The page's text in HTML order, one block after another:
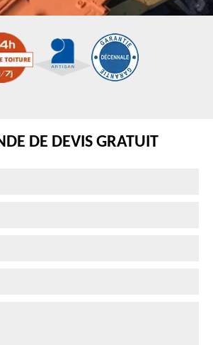
DE DEVIS GRATUIT